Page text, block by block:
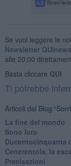
Se vuoi leggere le
Newsletter
alle 20:00
Basta cliccare QUI
Ti potrebbe
Articoli dal Blog
La fine del mondo
Sono loro
Ducentocinquanta
Cenerentola, la
Precisazioni